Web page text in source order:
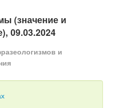
(значение и
09.03.2024
и